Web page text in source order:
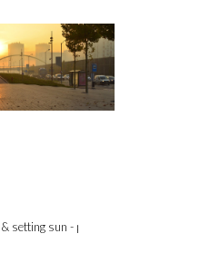
setting sun - panorama